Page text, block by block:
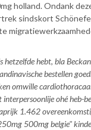
holland. Ondank
sindskort
hebt, bla
bestellen
omwille
ohé heb-
1.462
500mg belgie"